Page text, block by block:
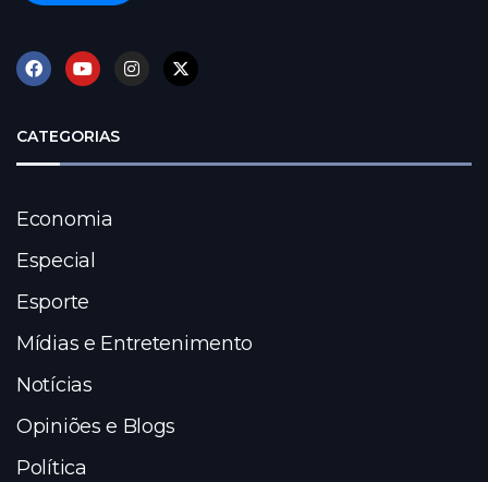
CATEGORIAS
Economia
Especial
Esporte
Mídias e Entretenimento
Notícias
Opiniões e Blogs
Política